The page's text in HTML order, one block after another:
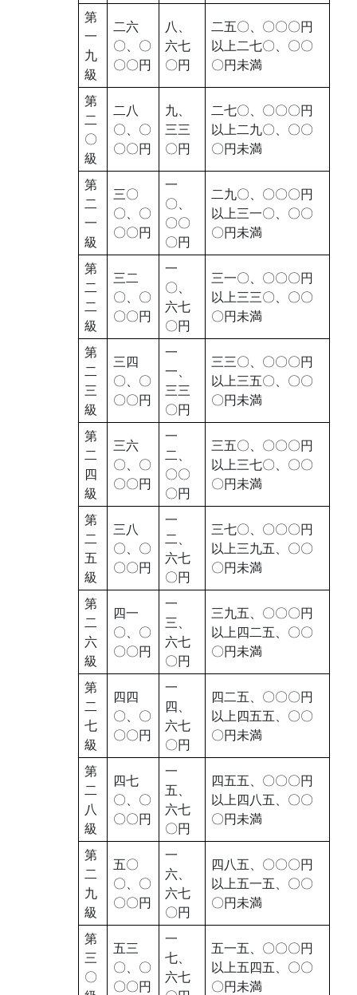
第
一
九
級
二六
〇、〇
〇〇円
八、
六七
〇円
二五〇、〇〇〇円
以上二七〇、〇〇
〇円未満
第
二
〇
級
二八
〇、〇
〇〇円
九、
三三
〇円
二七〇、〇〇〇円
以上二九〇、〇〇
〇円未満
第
二
一
級
三〇
〇、〇
〇〇円
一
〇、
〇〇
〇円
二九〇、〇〇〇円
以上三一〇、〇〇
〇円未満
第
二
二
級
三二
〇、〇
〇〇円
一
〇、
六七
〇円
三一〇、〇〇〇円
以上三三〇、〇〇
〇円未満
第
二
三
級
三四
〇、〇
〇〇円
一
一、
三三
〇円
三三〇、〇〇〇円
以上三五〇、〇〇
〇円未満
第
二
四
級
三六
〇、〇
〇〇円
一
二、
〇〇
〇円
三五〇、〇〇〇円
以上三七〇、〇〇
〇円未満
第
二
五
級
三八
〇、〇
〇〇円
一
二、
六七
〇円
三七〇、〇〇〇円
以上三九五、〇〇
〇円未満
第
二
六
級
四一
〇、〇
〇〇円
一
三、
六七
〇円
三九五、〇〇〇円
以上四二五、〇〇
〇円未満
第
二
七
級
四四
〇、〇
〇〇円
一
四、
六七
〇円
四二五、〇〇〇円
以上四五五、〇〇
〇円未満
第
二
八
級
四七
〇、〇
〇〇円
一
五、
六七
〇円
四五五、〇〇〇円
以上四八五、〇〇
〇円未満
第
二
九
級
五〇
〇、〇
〇〇円
一
六、
六七
〇円
四八五、〇〇〇円
以上五一五、〇〇
〇円未満
第
三
〇
五三
〇、〇
〇〇円
一
七、
六七
五一五、〇〇〇円
以上五四五、〇〇
〇円未満